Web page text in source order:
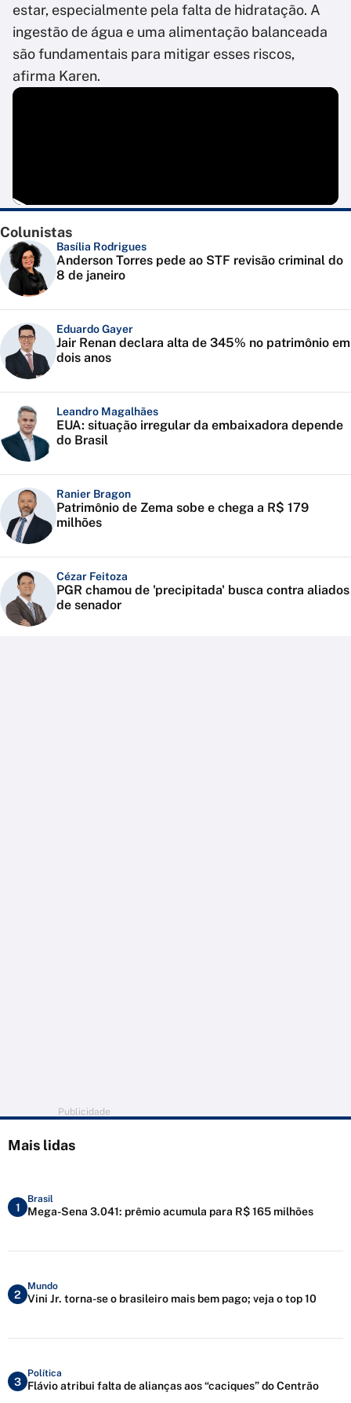
estar, especialmente pela falta de hidratação. A
ingestão de água e uma alimentação balanceada
são fundamentais para mitigar esses riscos,
afirma Karen.
Colunistas
Basília Rodrigues
Anderson Torres pede ao STF revisão criminal do
8 de janeiro
Eduardo Gayer
Jair Renan declara alta de 345% no patrimônio em
dois anos
Leandro Magalhães
EUA: situação irregular da embaixadora depende
do Brasil
Ranier Bragon
Patrimônio de Zema sobe e chega a R$ 179
milhões
Cézar Feitoza
PGR chamou de 'precipitada' busca contra aliados
de senador
Publicidade
Mais lidas
1
Brasil
Mega-Sena 3.041: prêmio acumula para R$ 165 milhões
2
Mundo
Vini Jr. torna-se o brasileiro mais bem pago; veja o top 10
3
Política
Flávio atribui falta de alianças aos “caciques” do Centrão